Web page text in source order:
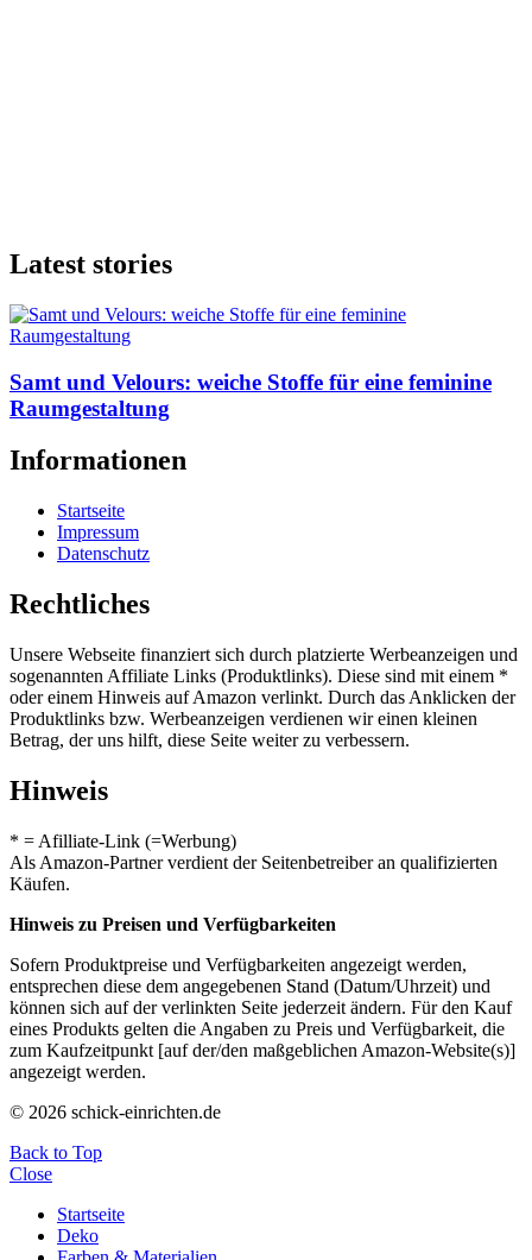
Latest stories
Samt und Velours: weiche Stoffe für eine feminine
Raumgestaltung
Informationen
Startseite
Impressum
Datenschutz
Rechtliches
Unsere Webseite finanziert sich durch platzierte Werbeanzeigen und
sogenannten Affiliate Links (Produktlinks). Diese sind mit einem *
oder einem Hinweis auf Amazon verlinkt. Durch das Anklicken der
Produktlinks bzw. Werbeanzeigen verdienen wir einen kleinen
Betrag, der uns hilft, diese Seite weiter zu verbessern.
Hinweis
* = Afilliate-Link (=Werbung)
Als Amazon-Partner verdient der Seitenbetreiber an qualifizierten
Käufen.
Hinweis zu Preisen und Verfügbarkeiten
Sofern Produktpreise und Verfügbarkeiten angezeigt werden,
entsprechen diese dem angegebenen Stand (Datum/Uhrzeit) und
können sich auf der verlinkten Seite jederzeit ändern. Für den Kauf
eines Produkts gelten die Angaben zu Preis und Verfügbarkeit, die
zum Kaufzeitpunkt [auf der/den maßgeblichen Amazon-Website(s)]
angezeigt werden.
© 2026 schick-einrichten.de
Back to Top
Close
Startseite
Deko